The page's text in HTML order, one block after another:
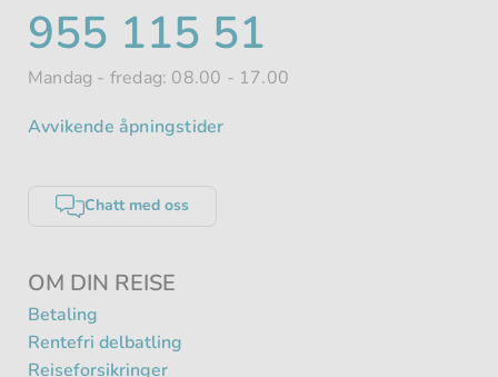
OM DIN REISE
Betaling
Rentefri delbatling
Reiseforsikringer
TELEFONNUMMER
955 115 51
Mandag - fredag: 08.00 - 17.00
Avvikende åpningstider
Chatt med oss